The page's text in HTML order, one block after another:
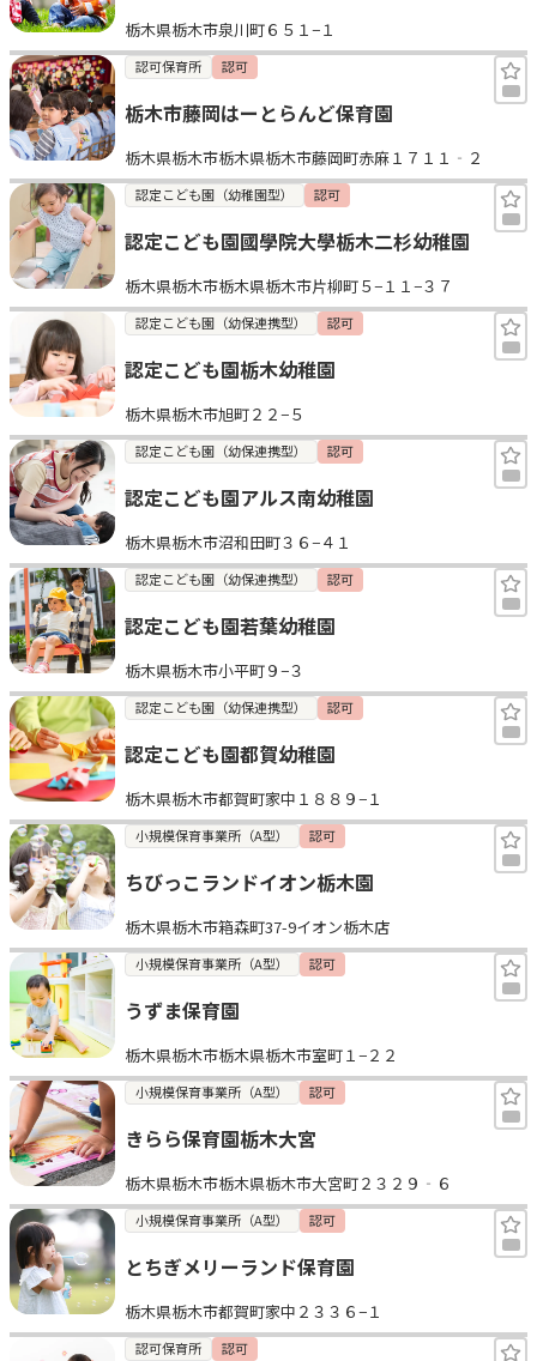
栃木県栃木市泉川町６５１−１
認可保育所 認可
栃木市藤岡はーとらんど保育園
栃木県栃木市栃木県栃木市藤岡町赤麻１７１１‐２
認定こども園（幼稚園型） 認可
認定こども園國學院大學栃木二杉幼稚園
栃木県栃木市栃木県栃木市片柳町５−１１−３７
認定こども園（幼保連携型） 認可
認定こども園栃木幼稚園
栃木県栃木市旭町２２−５
認定こども園（幼保連携型） 認可
認定こども園アルス南幼稚園
栃木県栃木市沼和田町３６−４１
認定こども園（幼保連携型） 認可
認定こども園若葉幼稚園
栃木県栃木市小平町９−３
認定こども園（幼保連携型） 認可
認定こども園都賀幼稚園
栃木県栃木市都賀町家中１８８９−１
小規模保育事業所（A型） 認可
ちびっこランドイオン栃木園
栃木県栃木市箱森町37-9イオン栃木店
小規模保育事業所（A型） 認可
うずま保育園
栃木県栃木市栃木県栃木市室町１−２２
小規模保育事業所（A型） 認可
きらら保育園栃木大宮
栃木県栃木市栃木県栃木市大宮町２３２９‐６
小規模保育事業所（A型） 認可
とちぎメリーランド保育園
栃木県栃木市都賀町家中２３３６−１
認可保育所 認可